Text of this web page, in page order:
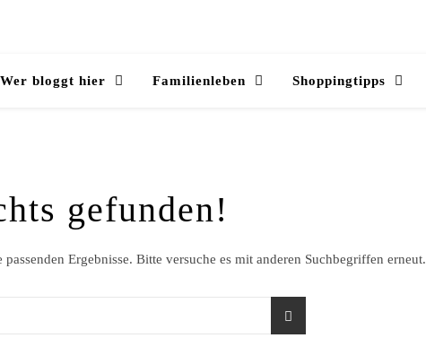
Wer bloggt hier Familienleben Shoppingtipps
gefunden!
Ergebnisse. Bitte versuche es mit anderen Suchbegriffen erneut.